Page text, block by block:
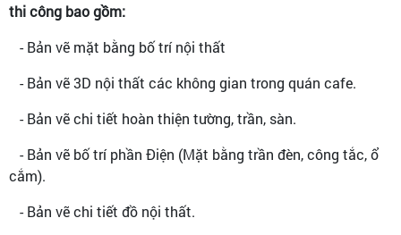
thi công bao gồm:
- Bản vẽ mặt bằng bố trí nội thất
- Bản vẽ 3D nội thất các không gian trong quán cafe.
- Bản vẽ chi tiết hoàn thiện tường, trần, sàn.
- Bản vẽ bố trí phần Điện (Mặt bằng trần đèn, công tắc, ổ
cắm).
- Bản vẽ chi tiết đồ nội thất.